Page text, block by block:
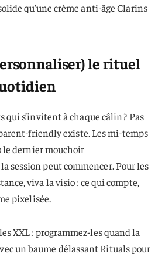
qu’une crème anti-âge Clarins
le rituel
qui s’invitent à chaque câlin ? Pas
parent-friendly existe. Les mi-temps
le dernier mouchoir
session peut commencer. Pour les
viva la visio : ce qui compte,
pixelisée.
XXL : programmez-les quand la
un baume délassant Rituals pour